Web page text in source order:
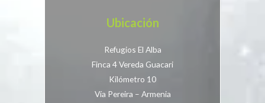
Ubicación
Refugios El Alba
Finca 4 Vereda Guacari
Kilómetro 10
Vía Pereira – Armenia